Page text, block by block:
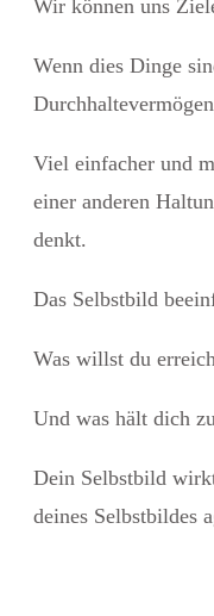
Wir können uns
Wenn dies Dinge
Viel einfacher und
einer anderen
denkt.
Das Selbstbild
Was willst du
Und was hält dich
Dein Selbstbild
deines Selbstbildes